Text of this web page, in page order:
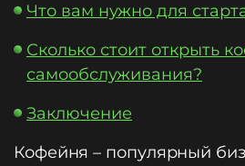
Что вам нужно для
Сколько стоит открыть
самообслуживания?
Заключение
Кофейня – популярный